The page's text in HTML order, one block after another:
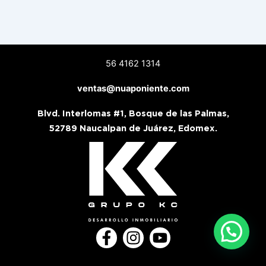
56 4162 1314
ventas@nuaponiente.com
Blvd. Interlomas #1, Bosque de las Palmas,
52789 Naucalpan de Juárez, Edomex.